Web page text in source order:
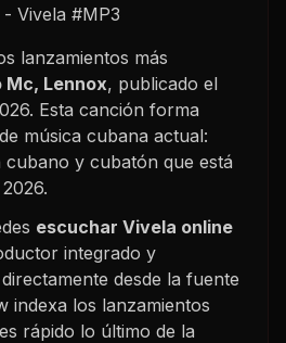
Vivela #MP3
lanzamientos más
Mc, Lennox, publicado el
. Esta canción forma
música cubana actual:
y cubatón que está
2026.
escuchar Vivela online
integrado y
directamente desde la fuente
indexa los lanzamientos
rápido lo último de la